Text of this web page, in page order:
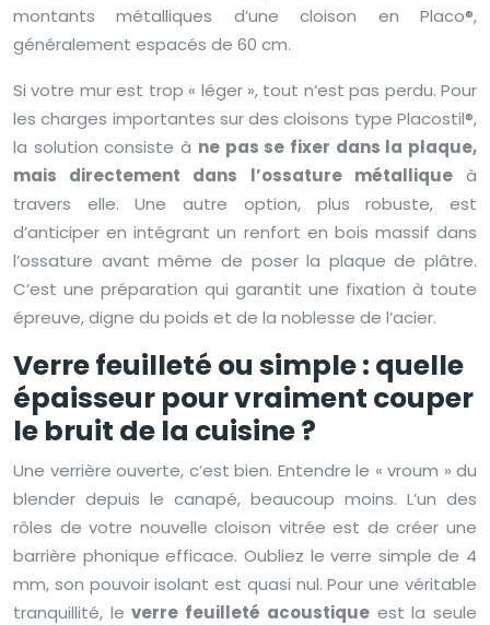
montants métalliques d’une cloison en Placo®,
généralement espacés de 60 cm.
Si votre mur est trop « léger », tout n’est pas perdu. Pour
les charges importantes sur des cloisons type Placostil®,
la solution consiste à ne pas se fixer dans la plaque,
mais directement dans l’ossature métalliqueà
travers elle. Une autre option, plus robuste, est
d’anticiper en intégrant un renfort en bois massif dans
l’ossature avant même de poser la plaque de plâtre.
C’est une préparation qui garantit une fixation à toute
épreuve, digne du poids et de la noblesse de l’acier.
Verre feuilleté ou simple : quelle
épaisseur pour vraiment couper
le bruit de la cuisine ?
Une verrière ouverte, c’est bien. Entendre le « vroum » du
blender depuis le canapé, beaucoup moins. L’un des
rôles de votre nouvelle cloison vitrée est de créer une
barrière phonique efficace. Oubliez le verre simple de 4
mm, son pouvoir isolant est quasi nul. Pour une véritable
tranquillité, leverre feuilleté acoustiqueest la seule